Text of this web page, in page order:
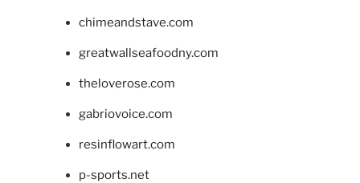
chimeandstave.com
greatwallseafoodny.com
theloverose.com
gabriovoice.com
resinflowart.com
p-sports.net